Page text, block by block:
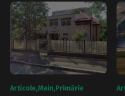
Articole Main Primărie